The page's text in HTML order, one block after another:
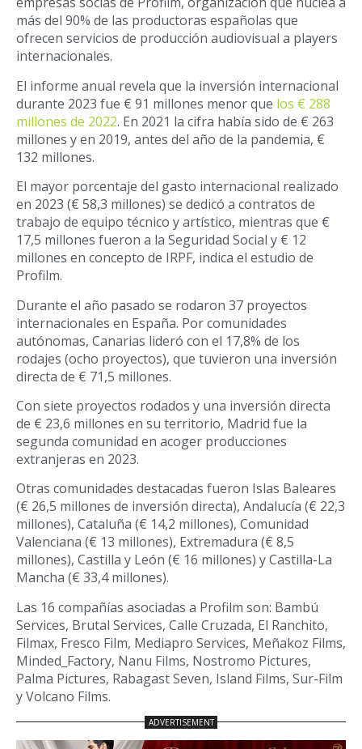
más del 90% de las productoras españolas que
ofrecen servicios de producción audiovisual a players
internacionales.
El informe anual revela que la inversión internacional
durante 2023 fue € 91 millones menor que los € 288
millones de 2022. En 2021 la cifra había sido de € 263
millones y en 2019, antes del año de la pandemia, €
132 millones.
El mayor porcentaje del gasto internacional realizado
en 2023 (€ 58,3 millones) se dedicó a contratos de
trabajo de equipo técnico y artístico, mientras que €
17,5 millones fueron a la Seguridad Social y € 12
millones en concepto de IRPF, indica el estudio de
Profilm.
Durante el año pasado se rodaron 37 proyectos
internacionales en España. Por comunidades
autónomas, Canarias lideró con el 17,8% de los
rodajes (ocho proyectos), que tuvieron una inversión
directa de € 71,5 millones.
Con siete proyectos rodados y una inversión directa
de € 23,6 millones en su territorio, Madrid fue la
segunda comunidad en acoger producciones
extranjeras en 2023.
Otras comunidades destacadas fueron Islas Baleares
(€ 26,5 millones de inversión directa), Andalucía (€ 22,3
millones), Cataluña (€ 14,2 millones), Comunidad
Valenciana (€ 13 millones), Extremadura (€ 8,5
millones), Castilla y León (€ 16 millones) y Castilla-La
Mancha (€ 33,4 millones).
Las 16 compañías asociadas a Profilm son: Bambú
Services, Brutal Services, Calle Cruzada, El Ranchito,
Filmax, Fresco Film, Mediapro Services, Meñakoz Films,
Minded_Factory, Nanu Films, Nostromo Pictures,
Palma Pictures, Rabagast Seven, Island Films, Sur-Film
y Volcano Films.